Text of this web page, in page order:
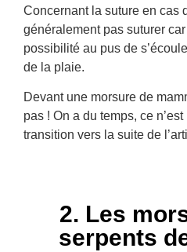
Concernant la suture en cas
généralement pas suturer
possibilité au pus de
de la plaie.
Devant une morsure de
pas ! On a du temps, ce
transition vers la suite de
2. Les
serpents